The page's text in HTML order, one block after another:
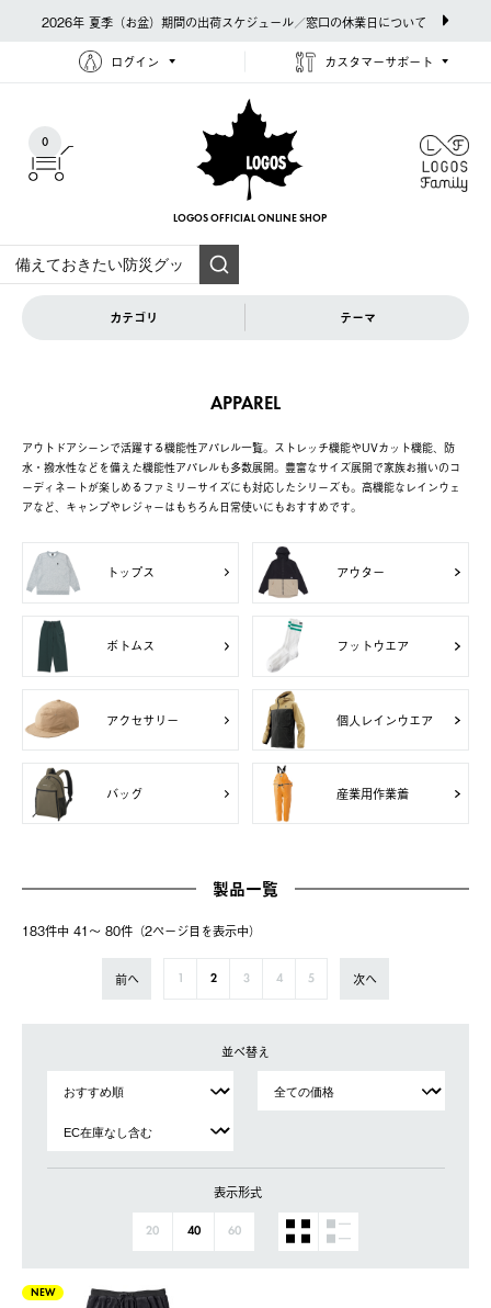
2026年 夏季（お盆）期間の出荷スケジュール／窓口の休業日について
ログイン カスタマーサポート
0
LOGOS OFFICIAL ONLINE SHOP
カテゴリ テーマ
APPAREL
アウトドアシーンで活躍する機能性アパレル一覧。ストレッチ機能やUVカット機能、防
水・撥水性などを備えた機能性アパレルも多数展開。豊富なサイズ展開で家族お揃いのコ
ーディネートが楽しめるファミリーサイズにも対応したシリーズも。高機能なレインウェ
アなど、キャンプやレジャーはもちろん日常使いにもおすすめです。
トップス アウター
ボトムス フットウエア
アクセサリー 個人レインウエア
バッグ 産業用作業着
製品一覧
183件中 41〜 80件（2ページ⽬を表⽰中）
前へ 2 3 4 5 次へ
並べ替え
表示形式
20 40 60
NEW